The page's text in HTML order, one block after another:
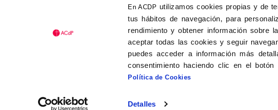
En ACDP utilizamos cookies propias y de
tus hábitos de navegación, para
rendimiento y obtener información sobre
aceptar todas las cookies y seguir
puedes acceder a información más
consentimiento haciendo clic en el
Política de Cookies
Detalles
Calle Isaac Peral, 58 C.P.: 28040, Madrid
Tel (+34) 91 456 63 27
Fax: (+34) 91 535 19 98
acdp@acdp.es